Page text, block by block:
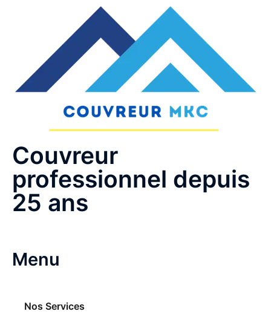
Couvreur
professionnel depuis
25 ans
Menu
Nos Services